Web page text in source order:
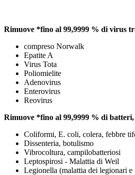
Rimuove *fino al 99,9999 % di virus
compreso Norwalk
Epatite A
Virus Tota
Poliomielite
Adenovirus
Enterovirus
Reovirus
Rimuove *fino al 99,9999 % di
Coliformi, E. coli, colera, febbre
Dissenteria, botulismo
Vibrocoltura, campilobatteriosi
Leptospirosi - Malattia di Weil
Legionella (malattia dei legionari e